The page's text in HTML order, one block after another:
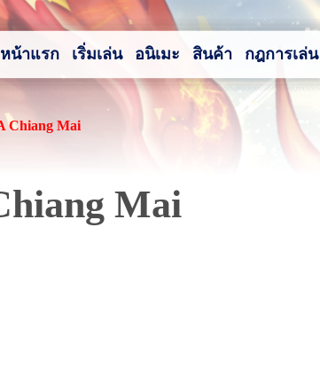
หน้าแรก เริ่มเล่น อนิเมะ สินค้า กฎการเล่น
Chiang Mai
Mai